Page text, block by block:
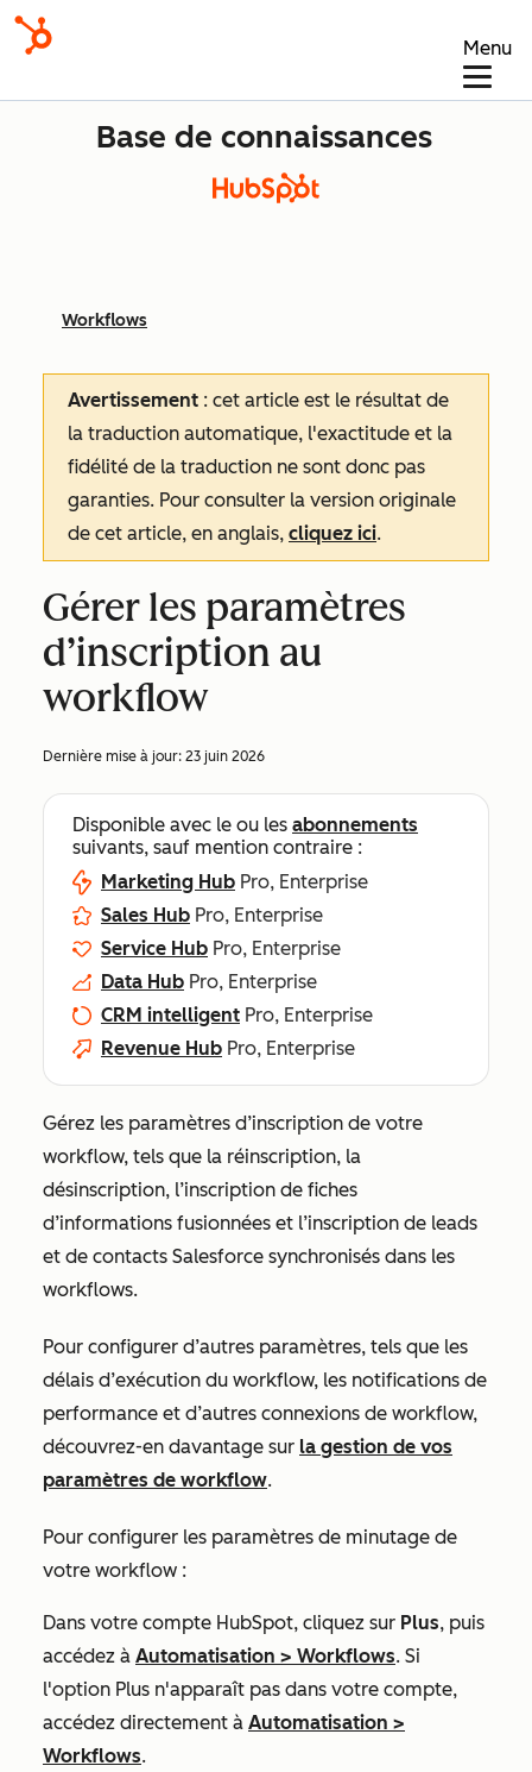
Menu
Base de connaissances
Workflows
Avertissement : cet article est le résultat de
la traduction automatique, l'exactitude et la
fidélité de la traduction ne sont donc pas
garanties. Pour consulter la version originale
de cet article, en anglais, cliquez ici.
Gérer les paramètres
d’inscription au
workflow
Dernière mise à jour: 23 juin 2026
Disponible avec le ou les abonnements
suivants, sauf mention contraire :
Marketing Hub Pro, Enterprise
Sales Hub Pro, Enterprise
Service Hub Pro, Enterprise
Data Hub Pro, Enterprise
CRM intelligent Pro, Enterprise
Revenue Hub Pro, Enterprise
Gérez les paramètres d’inscription de votre
workflow, tels que la réinscription, la
désinscription, l’inscription de fiches
d’informations fusionnées et l’inscription de leads
et de contacts Salesforce synchronisés dans les
workflows.
Pour configurer d’autres paramètres, tels que les
délais d’exécution du workflow, les notifications de
performance et d’autres connexions de workflow,
découvrez-en davantage sur la gestion de vos
paramètres de workflow.
Pour configurer les paramètres de minutage de
votre workflow :
Dans votre compte HubSpot, cliquez sur Plus, puis
accédez à Automatisation > Workflows. Si
l'option Plus n'apparaît pas dans votre compte,
accédez directement à Automatisation >
Workflows.